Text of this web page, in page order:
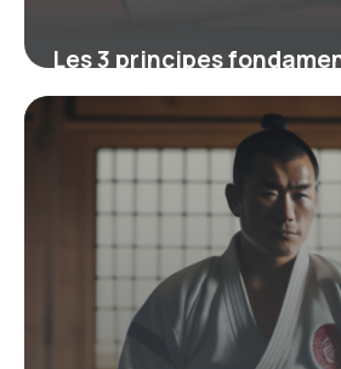
Les 3 principes
pour maîtriser l’esprit,
l’efficacité
5 février 2026